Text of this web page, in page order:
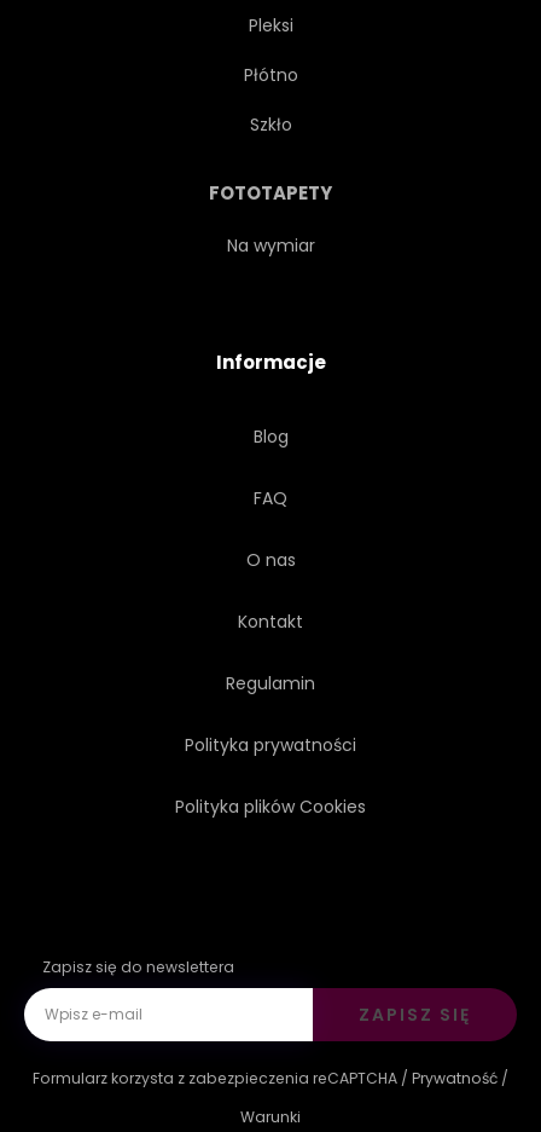
ARCHITEKTONICZNYCH
Pleksi
Płótno
Szkło
FOTOTAPETY
Na wymiar
Informacje
Blog
FAQ
O nas
Kontakt
Regulamin
Polityka prywatności
Polityka plików Cookies
Zapisz się do newslettera
ZAPISZ SIĘ
Formularz korzysta z zabezpieczenia reCAPTCHA / Prywatność /
Warunki